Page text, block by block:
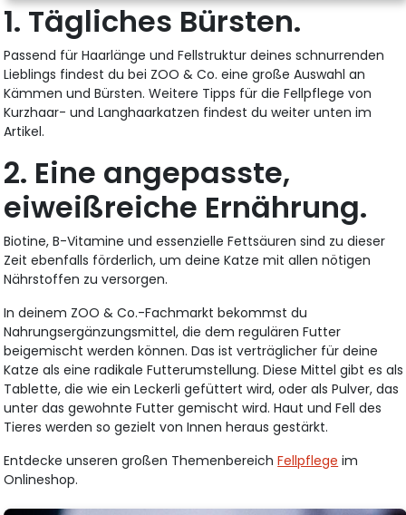
1. Tägliches Bürsten.
Passend für Haarlänge und Fellstruktur deines schnurrenden
Lieblings findest du bei ZOO & Co. eine große Auswahl an
Kämmen und Bürsten. Weitere Tipps für die Fellpflege von
Kurzhaar- und Langhaarkatzen findest du weiter unten im
Artikel.
2. Eine angepasste,
eiweißreiche Ernährung.
Biotine, B-Vitamine und essenzielle Fettsäuren sind zu dieser
Zeit ebenfalls förderlich, um deine Katze mit allen nötigen
Nährstoffen zu versorgen.
In deinem ZOO & Co.-Fachmarkt bekommst du
Nahrungsergänzungsmittel, die dem regulären Futter
beigemischt werden können. Das ist verträglicher für deine
Katze als eine radikale Futterumstellung. Diese Mittel gibt es als
Tablette, die wie ein Leckerli gefüttert wird, oder als Pulver, das
unter das gewohnte Futter gemischt wird. Haut und Fell des
Tieres werden so gezielt von Innen heraus gestärkt.
Entdecke unseren großen ThemenbereichFellpflege im
Onlineshop.